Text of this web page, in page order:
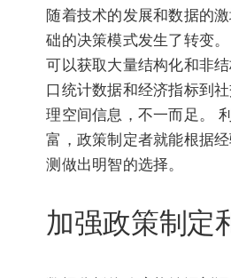
随着技术的发展和数据的
础的决策模式发生了转变
可以获取大量结构化和非
口统计数据和经济指标到
理空间信息，不一而足。
富，政策制定者就能根据
测做出明智的选择。
加强政策制定